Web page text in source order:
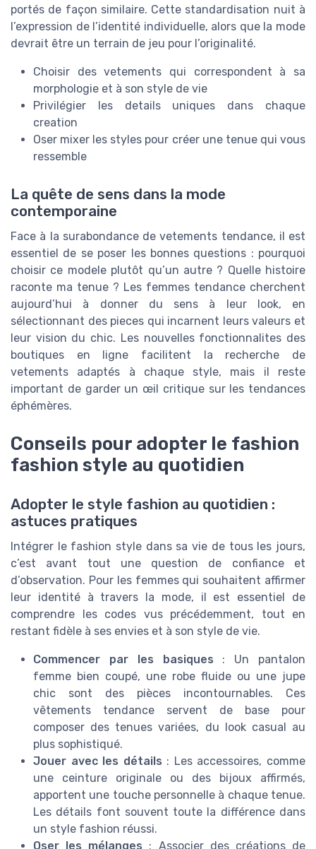
portés de façon similaire. Cette standardisation nuit à
l’expression de l’identité individuelle, alors que la mode
devrait être un terrain de jeu pour l’originalité.
Choisir des vetements qui correspondent à sa
morphologie et à son style de vie
Privilégier les details uniques dans chaque
creation
Oser mixer les styles pour créer une tenue qui vous
ressemble
La quête de sens dans la mode
contemporaine
Face à la surabondance de vetements tendance, il est
essentiel de se poser les bonnes questions : pourquoi
choisir ce modele plutôt qu’un autre ? Quelle histoire
raconte ma tenue ? Les femmes tendance cherchent
aujourd’hui à donner du sens à leur look, en
sélectionnant des pieces qui incarnent leurs valeurs et
leur vision du chic. Les nouvelles fonctionnalites des
boutiques en ligne facilitent la recherche de
vetements adaptés à chaque style, mais il reste
important de garder un œil critique sur les tendances
éphémères.
Conseils pour adopter le fashion
fashion style au quotidien
Adopter le style fashion au quotidien :
astuces pratiques
Intégrer le fashion style dans sa vie de tous les jours,
c’est avant tout une question de confiance et
d’observation. Pour les femmes qui souhaitent affirmer
leur identité à travers la mode, il est essentiel de
comprendre les codes vus précédemment, tout en
restant fidèle à ses envies et à son style de vie.
Commencer par les basiques : Un pantalon
femme bien coupé, une robe fluide ou une jupe
chic sont des pièces incontournables. Ces
vêtements tendance servent de base pour
composer des tenues variées, du look casual au
plus sophistiqué.
Jouer avec les détails : Les accessoires, comme
une ceinture originale ou des bijoux affirmés,
apportent une touche personnelle à chaque tenue.
Les détails font souvent toute la différence dans
un style fashion réussi.
Oser les mélanges : Associer des créations de